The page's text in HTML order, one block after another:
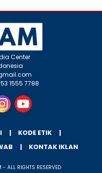
Center
1555 7788
KODE ETIK
KONTAK IKLAN
ALL RIGHTS RESERVED